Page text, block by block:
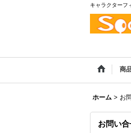
キャラクターフ
商
ホーム > お
お問い合